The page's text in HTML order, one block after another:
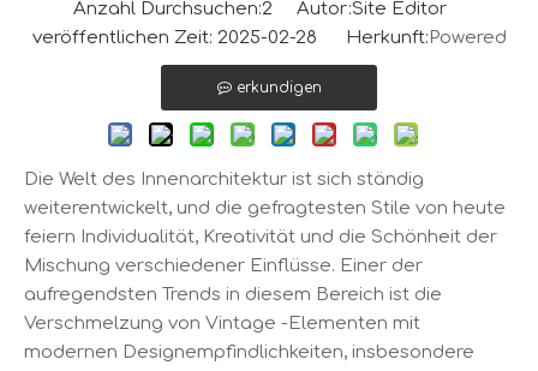
Anzahl Durchsuchen:2Autor:Site Editor
veröffentlichen Zeit: 2025-02-28 Herkunft: Powered
erkundigen
Die Welt des Innenarchitektur ist sich ständig
weiterentwickelt, und die gefragtesten Stile von heute
feiern Individualität, Kreativität und die Schönheit der
Mischung verschiedener Einflüsse. Einer der
aufregendsten Trends in diesem Bereich ist die
Verschmelzung von Vintage -Elementen mit
modernen Designempfindlichkeiten, insbesondere